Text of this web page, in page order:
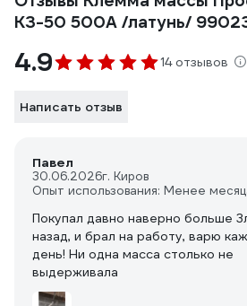
КЗ-50 500А /латунь/
4.9 14 отзывов
Написать отзыв
Павел
30.06.2026г. Киров
Опыт использования: Менее
Покупал давно наверно больше
назад, и брал на работу, варю
день! Ни одна масса столько не
выдерживала